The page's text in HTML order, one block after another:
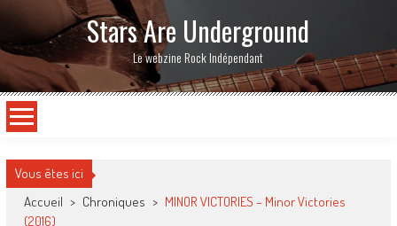
Stars Are Underground
Le webzine Rock Indépendant
Vous êtes ici
Accueil > Chroniques > MINOR VICTORIES – Minor Victories
(2016)